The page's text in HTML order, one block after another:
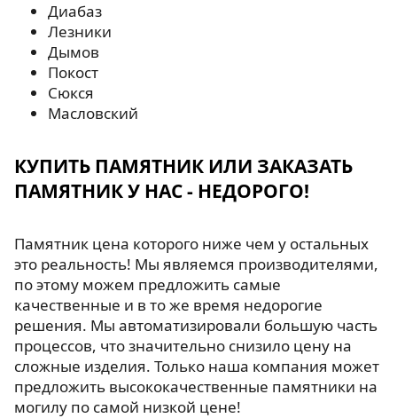
Диабаз
Лезники
Дымов
Покост
Сюкся
Масловский
КУПИТЬ ПАМЯТНИК ИЛИ ЗАКАЗАТЬ
ПАМЯТНИК У НАС - НЕДОРОГО!
Памятник цена которого ниже чем у остальных
это реальность! Мы являемся производителями,
по этому можем предложить самые
качественные и в то же время недорогие
решения. Мы автоматизировали большую часть
процессов, что значительно снизило цену на
сложные изделия. Только наша компания может
предложить высококачественные памятники на
могилу по самой низкой цене!